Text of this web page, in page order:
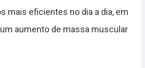
mais eficientes no dia a dia, em
aumento de massa muscular